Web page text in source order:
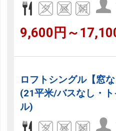
9,600円～
ロフトシングル【窓
(21平米/バスなし・
ル)